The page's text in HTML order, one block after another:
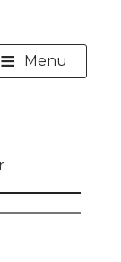
≡ Menu